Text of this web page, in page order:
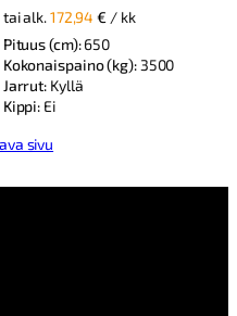
tai alk.172,94€ / kk
Pituus (cm):650
Kokonaispaino (kg): 3500
Jarrut: Kyllä
Kippi: Ei
sivu